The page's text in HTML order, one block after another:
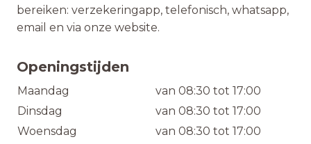
bereiken: verzekeringapp, telefonisch, whatsapp,
email en via onze website.
Openingstijden
Maandag
van 08:30 tot 17:00
Dinsdag
van 08:30 tot 17:00
Woensdag
van 08:30 tot 17:00